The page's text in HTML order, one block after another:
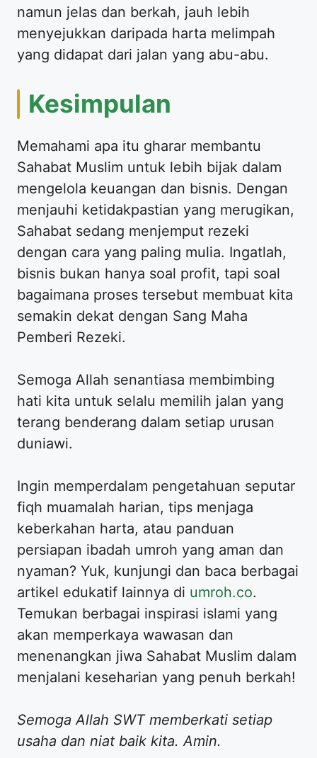
namun jelas dan berkah, jauh lebih
menyejukkan daripada harta melimpah
yang didapat dari jalan yang abu-abu.
Kesimpulan
Memahami apa itu gharar membantu
Sahabat Muslim untuk lebih bijak dalam
mengelola keuangan dan bisnis. Dengan
menjauhi ketidakpastian yang merugikan,
Sahabat sedang menjemput rezeki
dengan cara yang paling mulia. Ingatlah,
bisnis bukan hanya soal profit, tapi soal
bagaimana proses tersebut membuat kita
semakin dekat dengan Sang Maha
Pemberi Rezeki.
Semoga Allah senantiasa membimbing
hati kita untuk selalu memilih jalan yang
terang benderang dalam setiap urusan
duniawi.
Ingin memperdalam pengetahuan seputar
fiqh muamalah harian, tips menjaga
keberkahan harta, atau panduan
persiapan ibadah umroh yang aman dan
nyaman? Yuk, kunjungi dan baca berbagai
artikel edukatif lainnya di umroh.co.
Temukan berbagai inspirasi islami yang
akan memperkaya wawasan dan
menenangkan jiwa Sahabat Muslim dalam
menjalani keseharian yang penuh berkah!
Semoga Allah SWT memberkati setiap
usaha dan niat baik kita. Amin.